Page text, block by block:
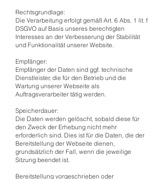
Rechtsgrundlage:
Die Verarbeitung erfolgt gemäß Art. 6 Abs. 1 lit. f
DSGVO auf Basis unseres berechtigten
Interesses an der Verbesserung der Stabilität
und Funktionalität unserer Website.
Empfänger:
Empfänger der Daten sind ggf. technische
Dienstleister, die für den Betrieb und die
Wartung unserer Webseite als
Auftragsverarbeiter tätig werden.
Speicherdauer:
Die Daten werden gelöscht, sobald diese für
den Zweck der Erhebung nicht mehr
erforderlich sind. Dies ist für die Daten, die der
Bereitstellung der Webseite dienen,
grundsätzlich der Fall, wenn die jeweilige
Sitzung beendet ist.
Bereitstellung vorgeschrieben oder